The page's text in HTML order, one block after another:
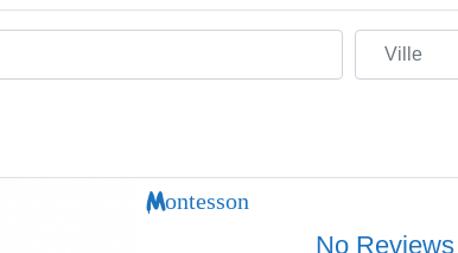
Ville
Montesson
No Reviews